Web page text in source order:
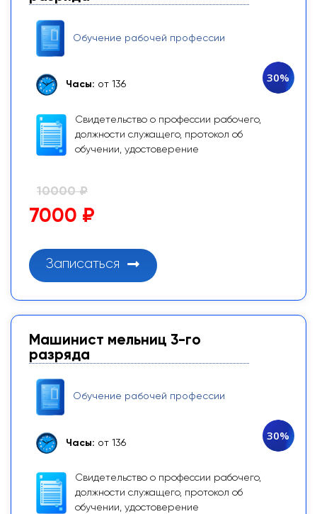
Обучение рабочей профессии
Часы: от 136
Свидетельство о профессии рабочего,
должности служащего, протокол об
обучении, удостоверение
30%
10000 ₽
7000 ₽
Записаться
Машинист мельниц 3-го
разряда
Обучение рабочей профессии
Часы: от 136
Свидетельство о профессии рабочего,
должности служащего, протокол об
обучении, удостоверение
30%